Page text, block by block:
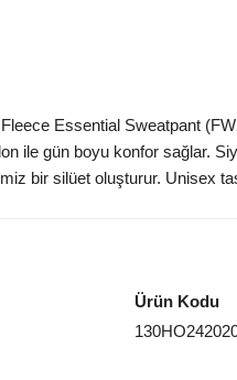
Essential Sweatpant
ile gün boyu konfor sağlar.
bir silüet oluşturur. Unisex
Ürün Kodu